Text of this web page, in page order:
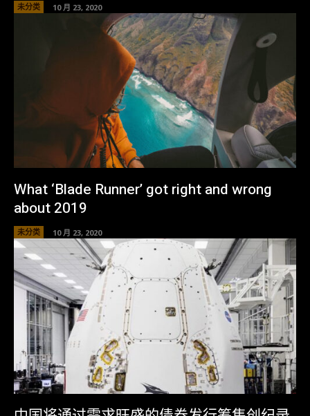
未分类 10 月 23, 2020
What ‘Blade Runner’ got right and wrong
about 2019
未分类 10 月 23, 2020